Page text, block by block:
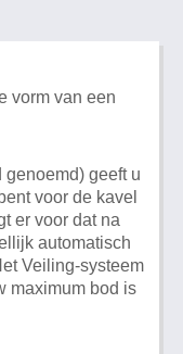
vorm van een
geeft u
voor de kavel
er voor dat na
automatisch
Veiling-systeem
maximum bod is